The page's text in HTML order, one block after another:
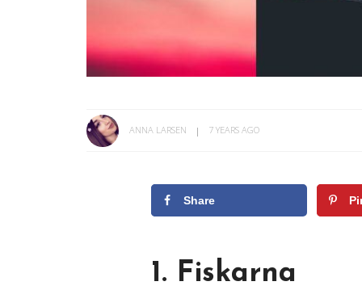
ANNA LARSEN 7 YEARS AGO
Share
1. Fiskarna